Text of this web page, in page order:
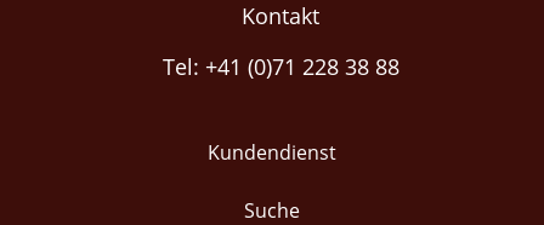
Kontakt
Tel: +41 (0)71 228 38 88
Kundendienst
Suche